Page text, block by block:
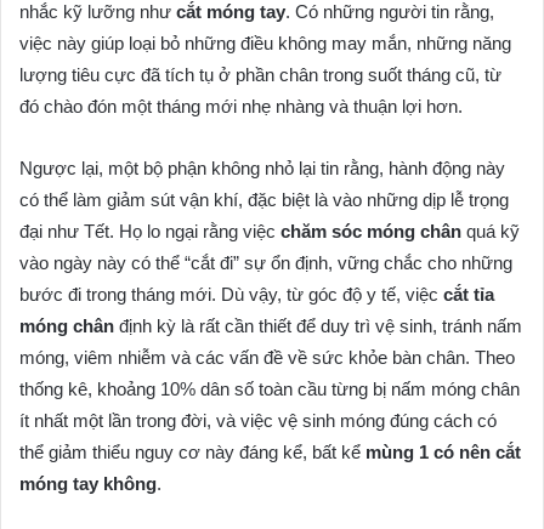
nhắc kỹ lưỡng như cắt móng tay. Có những người tin rằng,
việc này giúp loại bỏ những điều không may mắn, những năng
lượng tiêu cực đã tích tụ ở phần chân trong suốt tháng cũ, từ
đó chào đón một tháng mới nhẹ nhàng và thuận lợi hơn.
Ngược lại, một bộ phận không nhỏ lại tin rằng, hành động này
có thể làm giảm sút vận khí, đặc biệt là vào những dịp lễ trọng
đại như Tết. Họ lo ngại rằng việc chăm sóc móng chân quá kỹ
vào ngày này có thể “cắt đi” sự ổn định, vững chắc cho những
bước đi trong tháng mới. Dù vậy, từ góc độ y tế, việc cắt tỉa
móng chân định kỳ là rất cần thiết để duy trì vệ sinh, tránh nấm
móng, viêm nhiễm và các vấn đề về sức khỏe bàn chân. Theo
thống kê, khoảng 10% dân số toàn cầu từng bị nấm móng chân
ít nhất một lần trong đời, và việc vệ sinh móng đúng cách có
thể giảm thiểu nguy cơ này đáng kể, bất kể mùng 1 có nên cắt
móng tay không.